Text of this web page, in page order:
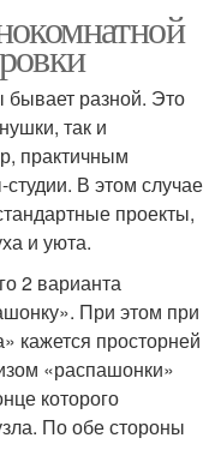
бывает разной. Это
так и
практичным
В этом случае
проекты,
и уюта.
2 варианта
При этом при
кажется просторней
«распашонки»
которого
По обе стороны